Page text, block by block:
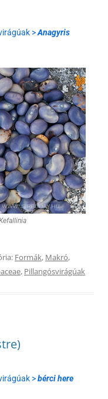
>Anagyris
Formák, Makró,
, Pillangósvirágúak
>bérci here